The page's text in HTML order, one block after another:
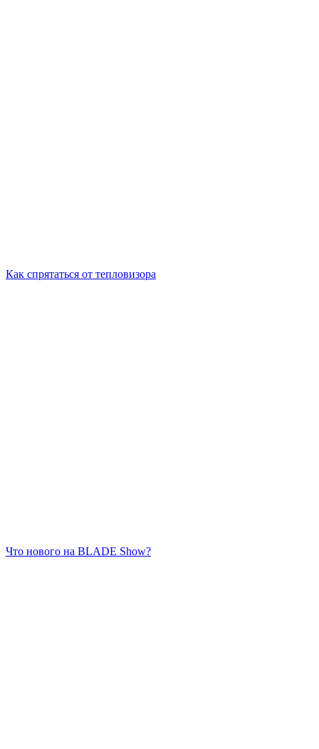
Как спрятаться от тепловизора
Что нового на BLADE Show?